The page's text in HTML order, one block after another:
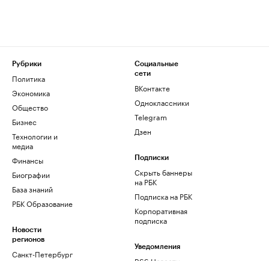
Рубрики
Политика
Экономика
Общество
Бизнес
Технологии и
медиа
Финансы
Биографии
База знаний
РБК Образование
Новости
регионов
Санкт-Петербург
Социальные
сети
ВКонтакте
Одноклассники
Telegram
Дзен
Подписки
Скрыть баннеры
на РБК
Подписка на РБК
Корпоративная
подписка
Уведомления